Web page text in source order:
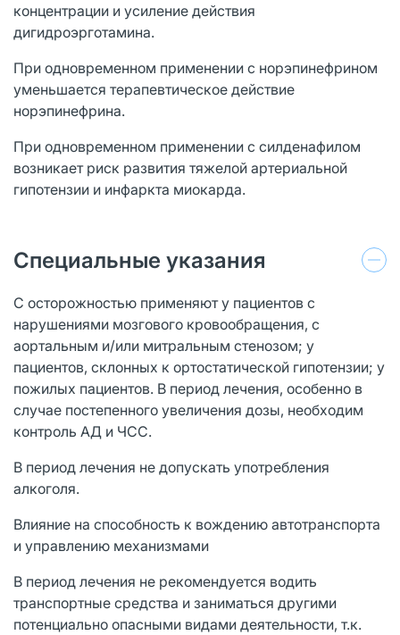
концентрации и усиление действия
дигидроэрготамина.
При одновременном применении с норэпинефрином
уменьшается терапевтическое действие
норэпинефрина.
При одновременном применении с силденафилом
возникает риск развития тяжелой артериальной
гипотензии и инфаркта миокарда.
Специальные указания
С осторожностью применяют у пациентов с
нарушениями мозгового кровообращения, с
аортальным и/или митральным стенозом; у
пациентов, склонных к ортостатической гипотензии; у
пожилых пациентов. В период лечения, особенно в
случае постепенного увеличения дозы, необходим
контроль АД и ЧСС.
В период лечения не допускать употребления
алкоголя.
Влияние на способность к вождению автотранспорта
и управлению механизмами
В период лечения не рекомендуется водить
транспортные средства и заниматься другими
потенциально опасными видами деятельности, т.к.